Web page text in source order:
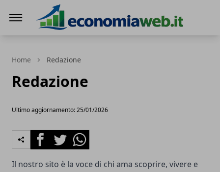
Home Redazione
Redazione
Ultimo aggiornamento: 25/01/2026
FacebookTwitterWhatsapp
Il nostro sito è la voce di chi ama scoprire, vivere e